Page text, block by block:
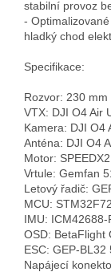
stabilní provoz
-
hladký chod
Specifikace:
Rozvor: 230 mm
VTX: DJI O4 Air
Kamera: DJI O4
Anténa: DJI O4
Motor:
Vrtule: Gemfan
Letový řadič:
MCU:
IMU: ICM42688-
OSD: BetaFlight
ESC: GEP-BL32
Napájecí